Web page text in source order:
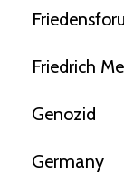
Friedrich
Genozid
Germany